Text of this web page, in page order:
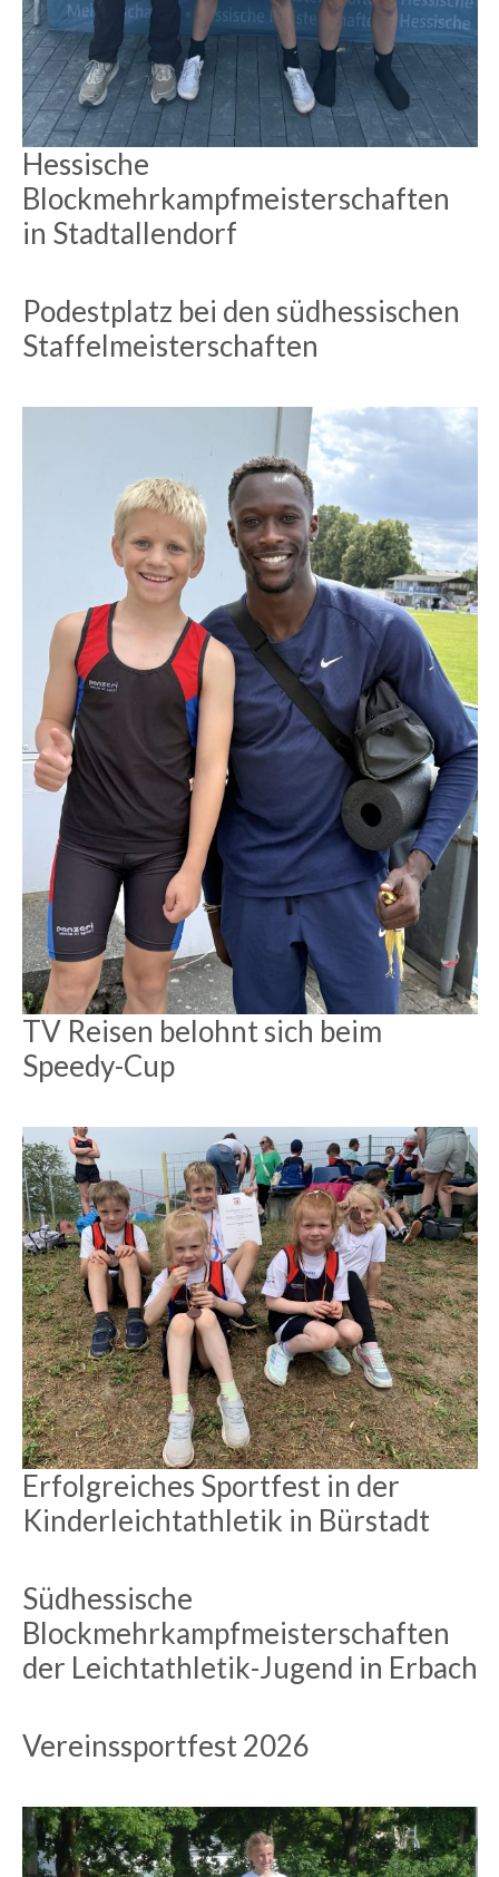
Hessische
Blockmehrkampfmeisterschaften
in Stadtallendorf
Podestplatz bei den südhessischen
Staffelmeisterschaften
TV Reisen belohnt sich beim
Speedy-Cup
Erfolgreiches Sportfest in der
Kinderleichtathletik in Bürstadt
Südhessische
Blockmehrkampfmeisterschaften
der Leichtathletik-Jugend in Erbach
Vereinssportfest 2026